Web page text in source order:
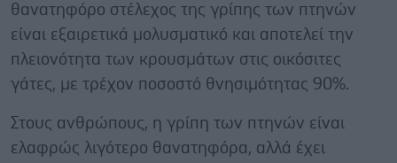
θανατηφόρο στέλεχος της γρίπης των πτηνών
είναι εξαιρετικά μολυσματικό και αποτελεί την
πλειονότητα των κρουσμάτων στις οικόσιτες
γάτες, με τρέχον ποσοστό θνησιμότητας 90%.
Στους ανθρώπους, η γρίπη των πτηνών είναι
ελαφρώς λιγότερο θανατηφόρα, αλλά έχει